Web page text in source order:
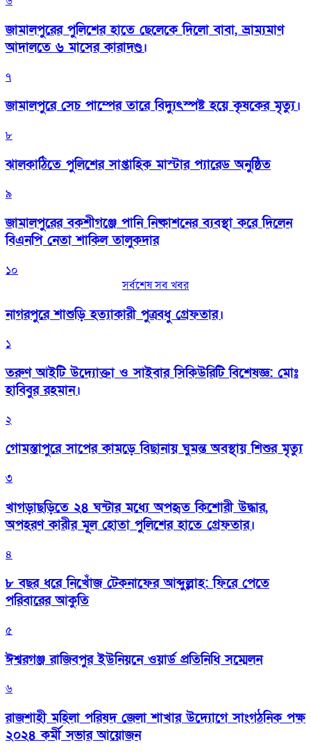
জামালপুরের পুলিশের হাতে ছেলেকে দিলো বাবা, ভ্রাম্যমাণ
আদালতে ৬ মাসের কারাদণ্ড।
৭
জামালপুরে সেচ পাম্পের তারে বিদ্যুৎস্পষ্ট হয়ে কৃষকের মৃত্যু।
৮
‎ঝালকাঠিতে পুলিশের সাপ্তাহিক মাস্টার প্যারেড অনুষ্ঠিত
৯
জামালপুরের বকশীগঞ্জে পানি নিষ্কাশনের ব্যবস্থা করে দিলেন
বিএনপি নেতা শাকিল তালুকদার
১০
সর্বশেষ সব খবর
নাগরপুরে শাশুড়ি হত্যাকারী পুত্রবধু গ্রেফতার।
১
তরুণ আইটি উদ্যোক্তা ও সাইবার সিকিউরিটি বিশেষজ্ঞ: মোঃ
হাবিবুর রহমান।
২
গোমস্তাপুরে সাপের কামড়ে বিছানায় ঘুমন্ত অবস্থায় শিশুর মৃত্যু
৩
খাগড়াছড়িতে ২৪ ঘন্টার মধ্যে অপহৃত কিশোরী উদ্ধার,
অপহরণ কারীর মূল হোতা পুলিশের হাতে গ্রেফতার।
৪
৮ বছর ধরে নিখোঁজ টেকনাফের আব্দুল্লাহ: ফিরে পেতে
পরিবারের আকুতি
৫
ঈশ্বরগঞ্জ রাজিবপুর ইউনিয়নে ওয়ার্ড প্রতিনিধি সম্মেলন
৬
রাজশাহী মহিলা পরিষদ জেলা শাখার উদ্যোগে সাংগঠনিক পক্ষ
২০২৪ কর্মী সভার আয়োজন